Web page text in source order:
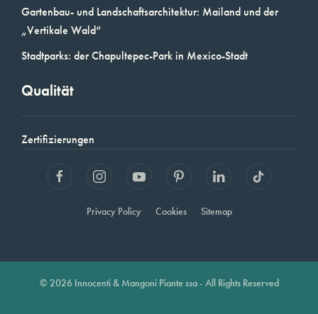
Gartenbau- und Landschaftsarchitektur: Mailand und der
„Vertikale Wald“
Stadtparks: der Chapultepec-Park in Mexico-Stadt
Qualität
Zertifizierungen
Privacy Policy Cookies Sitemap
© 2026 Innocenti & Mangoni Piante ssa - All Rights Reserved